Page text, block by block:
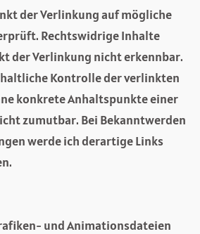
der Verlinkung auf mögliche
Rechtswidrige Inhalte
der Verlinkung nicht erkennbar.
Kontrolle der verlinkten
konkrete Anhaltspunkte einer
zumutbar. Bei Bekanntwerden
werde ich derartige Links
und Animationsdateien